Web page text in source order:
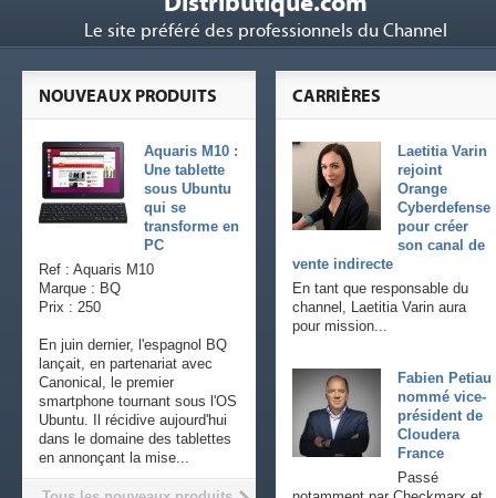
Le site préféré des professionnels du Channel
CARRIÈRES
Laetitia Varin
rejoint
Orange
Cyberdefense
pour créer
son canal de
vente indirecte
En tant que responsable du
channel, Laetitia Varin aura
pour mission...
Fabien Petiau
nommé vice-
président de
Cloudera
France
Passé
NOUVEAUX PRODUITS
Aquaris M10 :
Une tablette
sous Ubuntu
qui se
transforme en
PC
Ref : Aquaris M10
Marque : BQ
Prix : 250
En juin dernier, l'espagnol BQ
lançait, en partenariat avec
Canonical, le premier
smartphone tournant sous l'OS
Ubuntu. Il récidive aujourd'hui
dans le domaine des tablettes
en annonçant la mise...